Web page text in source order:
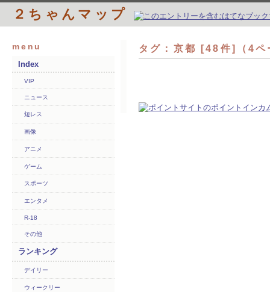
２ちゃんマップ
menu
Index
VIP
ニュース
短レス
画像
アニメ
ゲーム
スポーツ
エンタメ
R-18
その他
ランキング
デイリー
ウィークリー
タグ：京都 [48件]（4ペ